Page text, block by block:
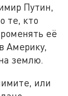
Путин,
те, кто
её
Америку,
землю.
или